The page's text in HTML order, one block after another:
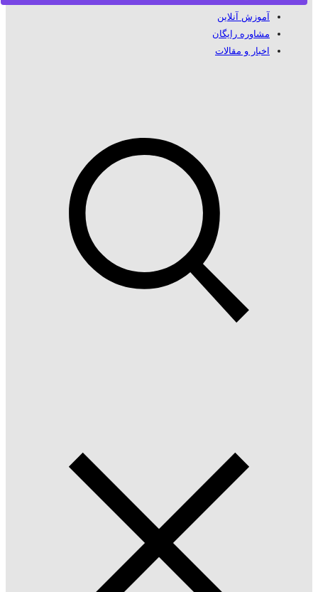
آموزش آنلاین
مشاوره رایگان
اخبار و مقالات